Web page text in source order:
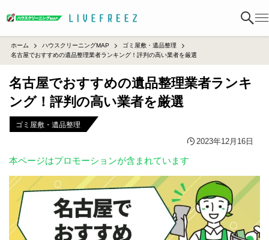
ホーム ハウスクリーニングMAP
ゴミ屋敷・遺品整理
名古屋でおすすめの遺品整理業者ランキング！評判の高い業者を厳選
名古屋でおすすめの遺品整理業者ランキ
ング！評判の高い業者を厳選
ゴミ屋敷・遺品整理
2023年12月16日
本ページはプロモーションが含まれています